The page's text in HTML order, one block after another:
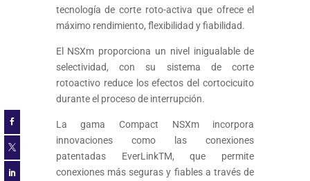
tecnología de corte roto-activa que ofrece el
máximo rendimiento, flexibilidad y fiabilidad.
El NSXm proporciona un nivel inigualable de
selectividad, con su sistema de corte
rotoactivo reduce los efectos del cortocicuito
durante el proceso de interrupción.
La gama Compact NSXm incorpora
innovaciones como las conexiones
patentadas EverLinkTM, que permite
conexiones más seguras y fiables a través de


